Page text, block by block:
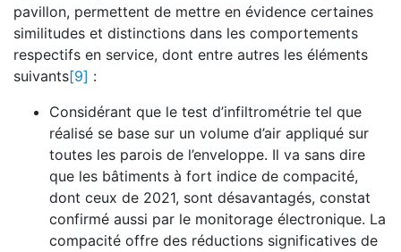
pavillon, permettent de mettre en évidence certaines
similitudes et distinctions dans les comportements
respectifs en service, dont entre autres les éléments
suivants[9] :
Considérant que le test d’infiltrométrie tel que
réalisé se base sur un volume d’air appliqué sur
toutes les parois de l’enveloppe. Il va sans dire
que les bâtiments à fort indice de compacité,
dont ceux de 2021, sont désavantagés, constat
confirmé aussi par le monitorage électronique. La
compacité offre des réductions significatives de